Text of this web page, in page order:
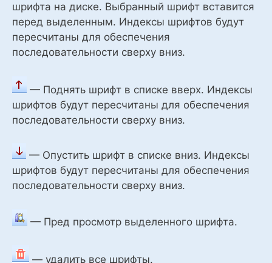
шрифта на диске. Выбранный шрифт вставится
перед выделенным. Индексы шрифтов будут
пересчитаны для обеспечения
последовательности сверху вниз.
— Поднять шрифт в списке вверх. Индексы
шрифтов будут пересчитаны для обеспечения
последовательности сверху вниз.
— Опустить шрифт в списке вниз. Индексы
шрифтов будут пересчитаны для обеспечения
последовательности сверху вниз.
— Пред просмотр выделенного шрифта.
— удалить все шрифты.